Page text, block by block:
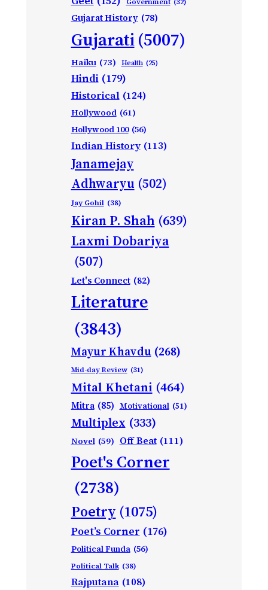
Gujarat History (78)
Gujarati(5007)
Haiku (73) Health (25)
Hindi (179)
Historical (124)
Hollywood (61)
Hollywood 100 (56)
Indian History (113)
Janamejay
Adhwaryu (502)
Jay Gohil (38)
Kiran P. Shah (639)
Laxmi Dobariya
(507)
Let's Connect (82)
Literature
(3843)
Mayur Khavdu (268)
Mid-day Review (31)
Mital Khetani (464)
Mitra (85) Motivational (51)
Multiplex (333)
Novel (59) Off Beat (111)
Poet's Corner
(2738)
Poetry (1075)
Poet’s Corner (176)
Political Funda (56)
Political Talk (38)
Rajputana (108)